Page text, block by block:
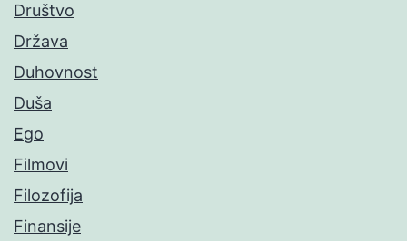
Društvo
Država
Duhovnost
Duša
Ego
Filmovi
Filozofija
Finansije